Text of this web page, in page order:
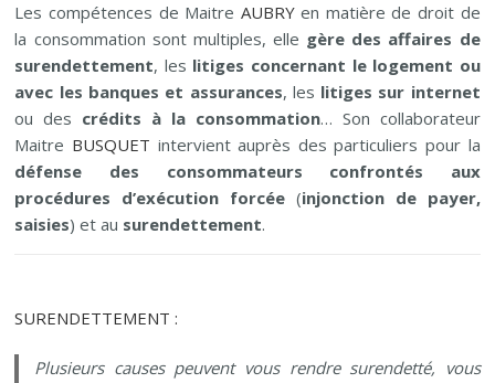
Les compétences de Maitre AUBRYen matière de droit de
la consommation sont multiples, elle gère des affaires de
surendettement, les litiges concernant le logement ou
avec les banques et assurances, les litiges sur internet
ou des crédits à la consommation… Son collaborateur
Maitre BUSQUET intervient auprès des particuliers pour la
défense des consommateurs confrontés aux
procédures d’exécution forcée (injonction de payer,
saisies) et au surendettement.
SURENDETTEMENT :
Plusieurs causes peuvent vous rendre surendetté, vous